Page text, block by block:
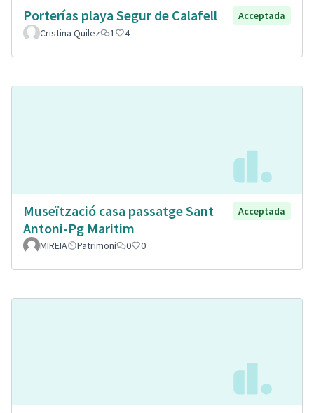
Porterías playa Segur de Calafell
Acceptada
Cristina Quilez
1 4
Museïtzació casa passatge Sant
Antoni-Pg Maritim
Acceptada
MIREIA Patrimoni 0 0